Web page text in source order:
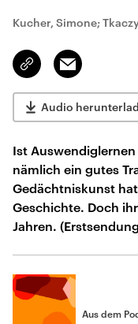
Kucher, Simone;
Link
kopieren/teilen
Email
Audio
Ist
nämlich ein gutes
Gedächtniskunst
Geschichte. Doch
Jahren.
Aus dem